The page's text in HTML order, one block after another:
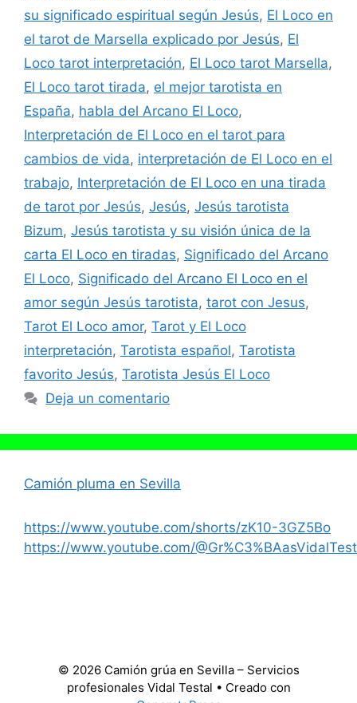
su significado espiritual según Jesús, El Loco en
el tarot de Marsella explicado por Jesús, El
Loco tarot interpretación, El Loco tarot Marsella,
El Loco tarot tirada, el mejor tarotista en
España, habla del Arcano El Loco,
Interpretación de El Loco en el tarot para
cambios de vida, interpretación de El Loco en el
trabajo, Interpretación de El Loco en una tirada
de tarot por Jesús, Jesús, Jesús tarotista
Bizum, Jesús tarotista y su visión única de la
carta El Loco en tiradas, Significado del Arcano
El Loco, Significado del Arcano El Loco en el
amor según Jesús tarotista, tarot con Jesus,
Tarot El Loco amor, Tarot y El Loco
interpretación, Tarotista español, Tarotista
favorito Jesús, Tarotista Jesús El Loco
Deja un comentario
Camión pluma en Sevilla
https://www.youtube.com/shorts/zK10-3GZ5Bo
https://www.youtube.com/
© 2026 Camión grúa en Sevilla – Servicios
profesionales Vidal Testal • Creado con